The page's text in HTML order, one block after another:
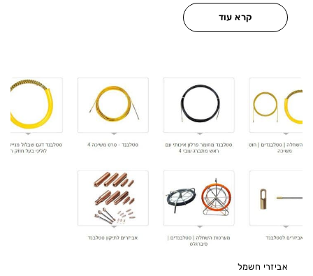
קרא עוד
אביזרי חשמל